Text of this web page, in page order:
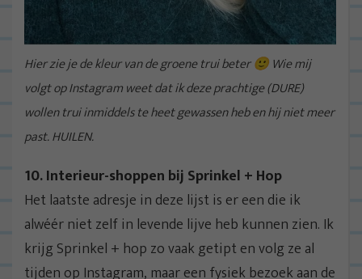
Hier zie je de kleur van de groene trui beter 🙂 Wie mij
volgt op Instagram weet dat ik deze prachtige (DURE)
wollen trui inmiddels te heet gewassen heb en hij niet meer
past. HUILEN.
10. Interieur-shoppen bij Sprinkel + Hop
Het laatste adresje in deze lijst is er een die ik
alwéér niet zelf in levende lijve heb kunnen zien. Ik
krijg Sprinkel + hop zo vaak getipt en volg ze al
tijden op Instagram, maar een fysiek bezoek aan de